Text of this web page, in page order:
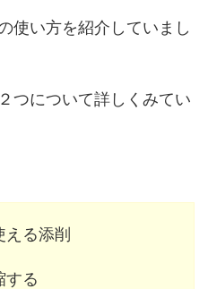
使い方を紹介していまし
つについて詳しくみてい
る添削
る